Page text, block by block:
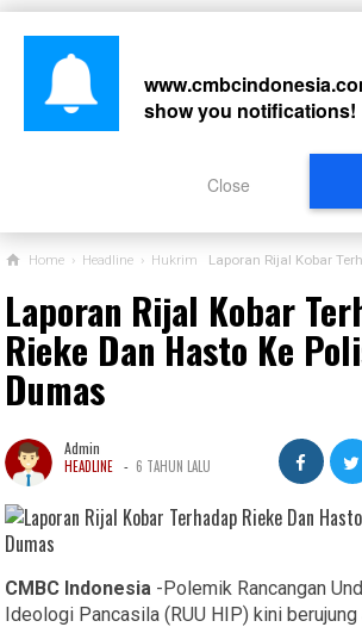
Home › Headline › Hukrim Laporan Rijal Kobar Terhadap
Laporan Rijal Kobar
Rieke Dan Hasto Ke
Dumas
Admin
HEADLINE - 6 TAHUN LALU
CMBC Indonesia -Polemik Rancangan
Ideologi Pancasila (RUU HIP) kini
show you notifications!
Close